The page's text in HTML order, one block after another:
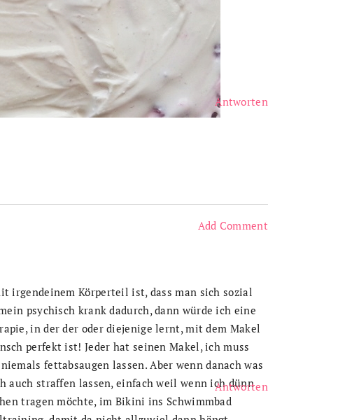
Add Comment
Antworten
irgendeinem Körperteil ist, dass man sich sozial
psychisch krank dadurch, dann würde ich eine
in der der oder diejenige lernt, mit dem Makel
perfekt ist! Jeder hat seinen Makel, ich muss
fettabsaugen lassen. Aber wenn danach was
auch straffen lassen, einfach weil wenn ich dünn
tragen möchte, im Bikini ins Schwimmbad
Antworten